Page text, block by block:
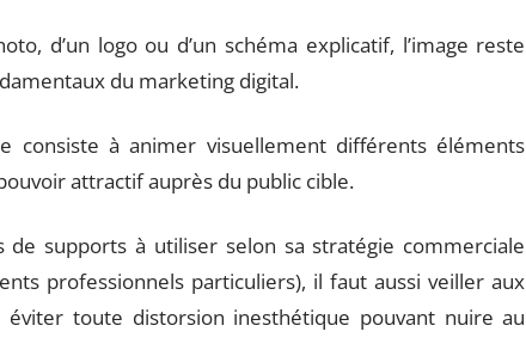
d’un logo ou d’un schéma explicatif, l’image reste
du marketing digital.
consiste à animer visuellement différents éléments
attractif auprès du public cible.
supports à utiliser selon sa stratégie commerciale
professionnels particuliers), il faut aussi veiller aux
toute distorsion inesthétique pouvant nuire au